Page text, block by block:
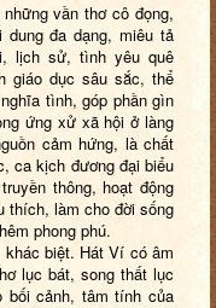
vần thơ cô đọng,
đa dạng, miêu tả
lịch sử, tình yêu quê
giáo dục sâu sắc, thể
tình, góp phần gìn
ứng xử xã hội ở làng
cảm hứng, là chất
ca kịch đương đại biểu
thông, hoạt động
thích, làm cho đời sống
phong phú.
biệt. Hát Ví có âm
lục bát, song thất lục
bối cảnh, tâm tính của